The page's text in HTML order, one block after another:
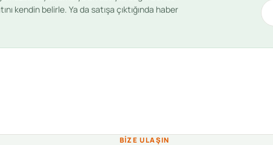
kendin belirle. Ya da satışa çıktığında haber
BIZE ULAŞIN